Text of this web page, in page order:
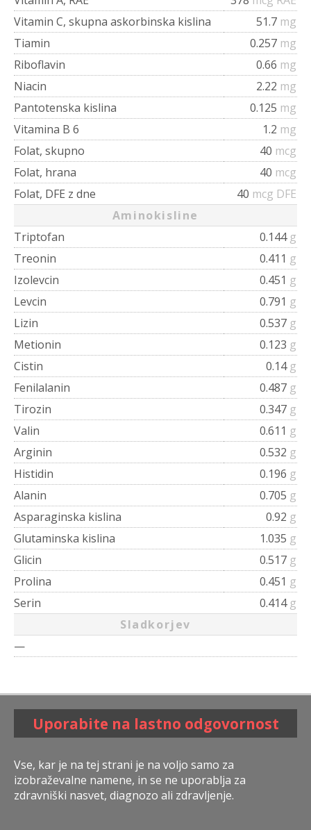
Vitamin C, skupna askorbinska kislina
51.7 mg
Tiamin
0.257 mg
Riboflavin
0.66 mg
Niacin
2.22 mg
Pantotenska kislina
0.125 mg
Vitamina B 6
1.2 mg
Folat, skupno
40 mcg
Folat, hrana
40 mcg
Folat, DFE z dne
40 mcg DFE
Aminokisline
Triptofan
0.144 g
Treonin
0.411 g
Izolevcin
0.451 g
Levcin
0.791 g
Lizin
0.537 g
Metionin
0.123 g
Cistin
0.14 g
Fenilalanin
0.487 g
Tirozin
0.347 g
Valin
0.611 g
Arginin
0.532 g
Histidin
0.196 g
Alanin
0.705 g
Asparaginska kislina
0.92 g
Glutaminska kislina
1.035 g
Glicin
0.517 g
Prolina
0.451 g
Serin
0.414 g
Sladkorjev
—
Uporabite na lastno odgovornost
Vse, kar je na tej strani je na voljo samo za
izobraževalne namene, in se ne uporablja za
zdravniški nasvet, diagnozo ali zdravljenje.